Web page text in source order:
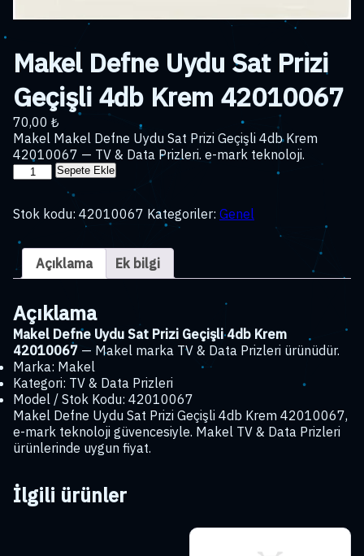
Makel Defne Uydu Sat Prizi
Geçişli 4db Krem 42010067
70,00 ₺
Makel Makel Defne Uydu Sat Prizi Geçişli 4db Krem
42010067 — TV & Data Prizleri. e-mark teknoloji.
Makel
Sat
Geçişli
4db
Krem
adet
Sepete Ekle
Stok kodu: 42010067 Kategoriler: Genel
Açıklama Ek bilgi
Açıklama
Makel Defne Uydu Sat Prizi Geçişli 4db Krem
42010067 — Makel marka TV & Data Prizleri ürünüdür.
Marka: Makel
Kategori: TV & Data Prizleri
Model / Stok Kodu: 42010067
Makel Defne Uydu Sat Prizi Geçişli 4db Krem 42010067,
e-mark teknoloji güvencesiyle. Makel TV & Data Prizleri
ürünlerinde uygun fiyat.
İlgili ürünler